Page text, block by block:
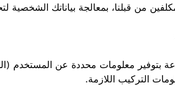
من قبلنا، بمعالجة بياناتك الشخصية
بتوفير معلومات محددة عن المستخدم
التركيب اللازمة.